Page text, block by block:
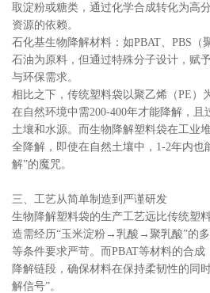
取淀粉或糖类，通过化学合成转化为高
资源的依赖。
石化基生物降解材料：如PBAT、PBS（
石油为原料，但通过特殊分子设计，赋
与环保需求。
相比之下，传统塑料袋以聚乙烯（PE）
在自然环境中需200-400年才能降解，
土壤和水源。而生物降解塑料袋在工业
全降解，即使在自然土壤中，1-2年内也
解”的魔咒。
三、工艺从简单制造到严谨研发
生物降解塑料袋的生产工艺远比传统塑
造需经历“玉米淀粉→乳酸→聚乳酸”的
等条件要求严苛。而PBAT等材料的合
降解链段，确保材料在保持柔韧性的同
解信号”。